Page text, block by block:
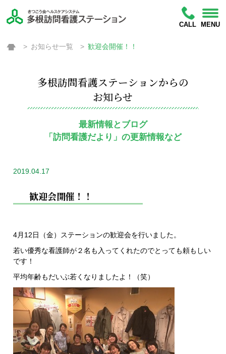
CALL MENU
お知らせ一覧 歓迎会開催！！
多根訪問看護ステーションからの
お知らせ
最新情報とブログ
「訪問看護だより」の更新情報など
2019.04.17
歓迎会開催！！
4月12日（金）ステーションの歓迎会を行いました。
若い優秀な看護師が２名も入ってくれたのでとっても頼もしい
です！
平均年齢もだいぶ若くなりましたよ！（笑）